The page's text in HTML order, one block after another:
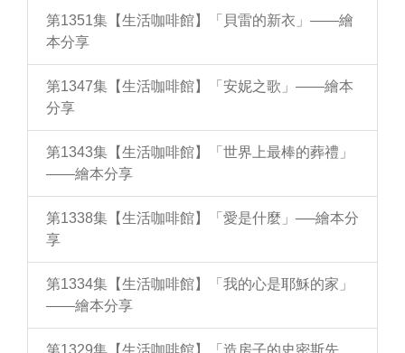
第1351集【生活咖啡館】「貝雷的新衣」——繪
本分享
第1347集【生活咖啡館】「安妮之歌」——繪本
分享
第1343集【生活咖啡館】「世界上最棒的葬禮」
——繪本分享
第1338集【生活咖啡館】「愛是什麼」──繪本分
享
第1334集【生活咖啡館】「我的心是耶穌的家」
——繪本分享
第1329集【生活咖啡館】「造房子的史密斯先